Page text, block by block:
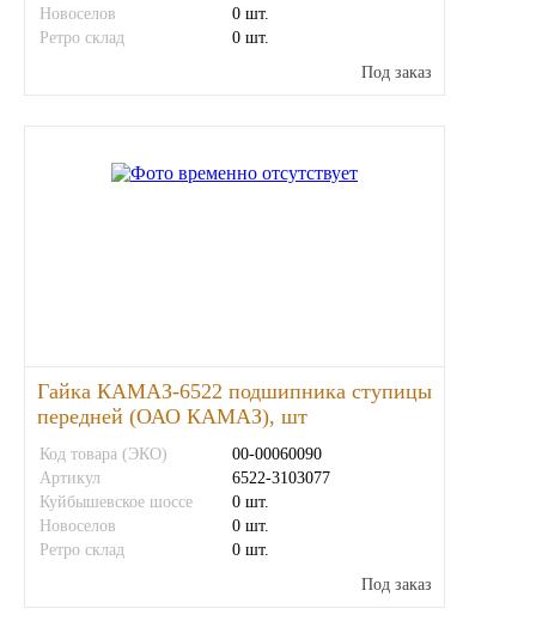
Новоселов
0 шт.
Ретро склад
0 шт.
Под заказ
Гайка КАМАЗ-6522 подшипника ступицы
передней (ОАО КАМАЗ), шт
Код товара (ЭКО)
00-00060090
Артикул
6522-3103077
Куйбышевское шоссе
0 шт.
Новоселов
0 шт.
Ретро склад
0 шт.
Под заказ